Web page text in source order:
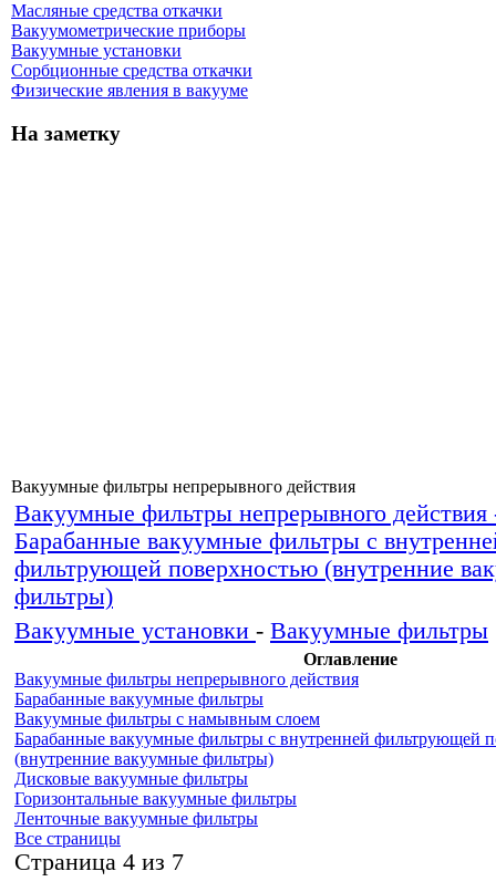
Масляные средства откачки
Вакуумометрические приборы
Вакуумные установки
Сорбционные средства откачки
Физические явления в вакууме
На заметку
Вакуумные фильтры непрерывного действия
Вакуумные фильтры непрерывного действия
Барабанные вакуумные фильтры с
фильтрующей поверхностью (внутренние
фильтры)
Вакуумные установки - Вакуумные фильтры
Оглавление
Вакуумные фильтры непрерывного действия
Барабанные вакуумные фильтры
Вакуумные фильтры с намывным слоем
Барабанные вакуумные фильтры с внутренней фильтрующей
(внутренние вакуумные фильтры)
Дисковые вакуумные фильтры
Горизонтальные вакуумные фильтры
Ленточные вакуумные фильтры
Все страницы
Cтраница 4 из 7